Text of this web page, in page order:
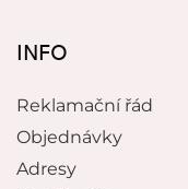
INFO
Reklamační řád
Objednávky
Adresy